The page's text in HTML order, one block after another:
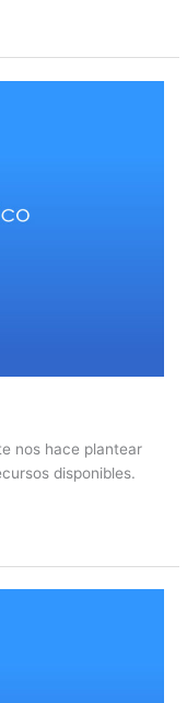
nos hace plantear
disponibles.